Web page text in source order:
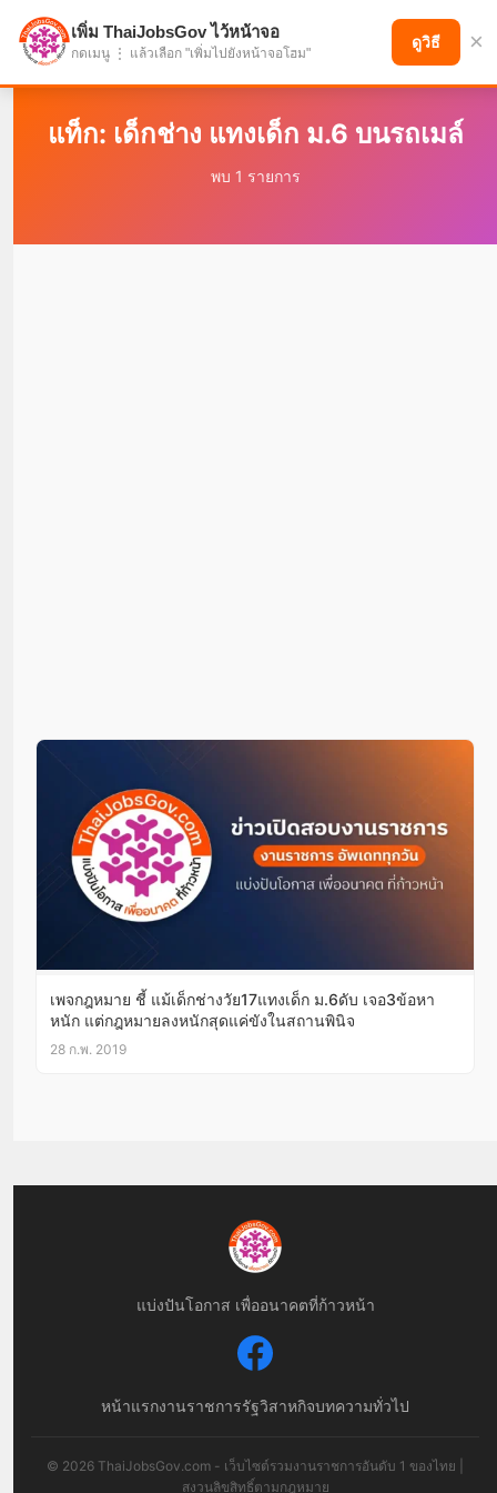
แบ่งปันโอกาส เพื่ออนาคตที่ก้าวหน้า
แท็ก: เด็กช่าง แทงเด็ก ม.6 บนรถเมล์
พบ 1 รายการ
เพจกฎหมาย ชี้ แม้เด็กช่างวัย17แทงเด็ก ม.6ดับ เจอ3ข้อหา
หนัก แต่กฎหมายลงหนักสุดแค่ขังในสถานพินิจ
28 ก.พ. 2019
แบ่งปันโอกาส เพื่ออนาคตที่ก้าวหน้า
หน้าแรกงานราชการรัฐวิสาหกิจบทความทั่วไป
© 2026 ThaiJobsGov.com - เว็บไซต์รวมงานราชการอันดับ 1 ของไทย |
สงวนลิขสิทธิ์ตามกฎหมาย
เพิ่ม ThaiJobsGov ไว้หน้าจอ
กดเมนู ⋮ แล้วเลือก "เพิ่มไปยังหน้าจอโฮม"
ดูวิธี ×